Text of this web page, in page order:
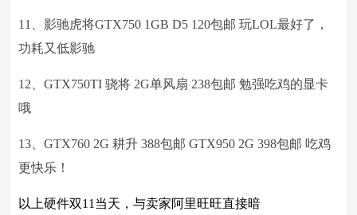
11、影驰虎将GTX750 1GB D5 120包邮 玩LOL最好了，
功耗又低影驰
12、GTX750TI 骁将 2G单风扇 238包邮 勉强吃鸡的显卡
哦
13、GTX760 2G 耕升 388包邮 GTX950 2G 398包邮 吃鸡
更快乐！
以上硬件双11当天，与卖家阿里旺旺直接暗